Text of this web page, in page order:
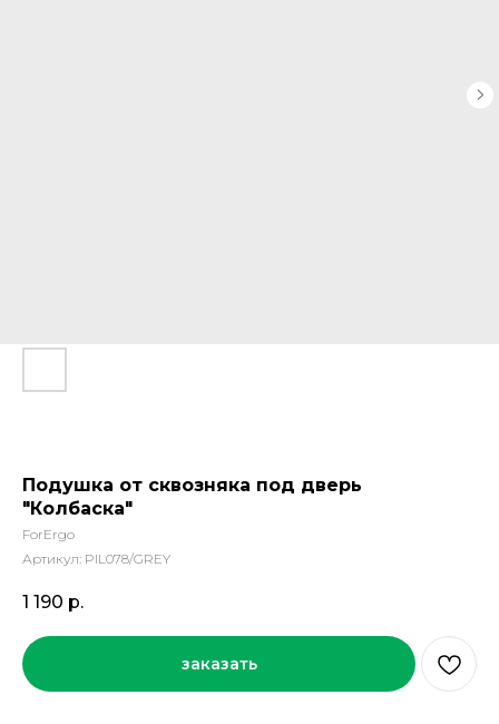
Подушка от сквозняка под дверь
"Колбаска"
ForErgo
Артикул: PIL078/GREY
1 190 р.
заказать